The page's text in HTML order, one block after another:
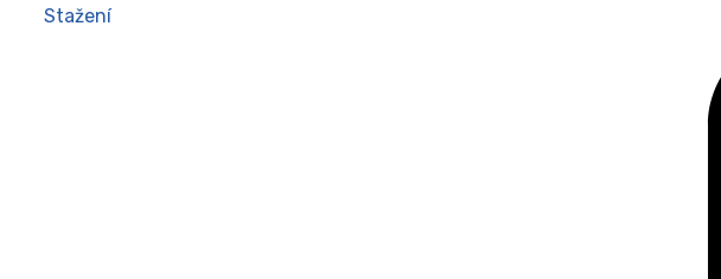
Stažení